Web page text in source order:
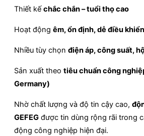
Thiết kế chắc chắn – tuổi thọ cao
Hoạt động êm, ổn định, dễ điều
Nhiều tùy chọn điện áp, công suất,
Sản xuất theo tiêu chuẩn công
Germany)
Nhờ chất lượng và độ tin cậy cao,
GEFEG được tin dùng rộng rãi trong
động công nghiệp hiện đại.